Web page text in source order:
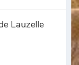
Lauzelle